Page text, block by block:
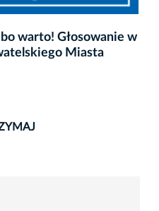
warto! Głosowanie w
Miasta